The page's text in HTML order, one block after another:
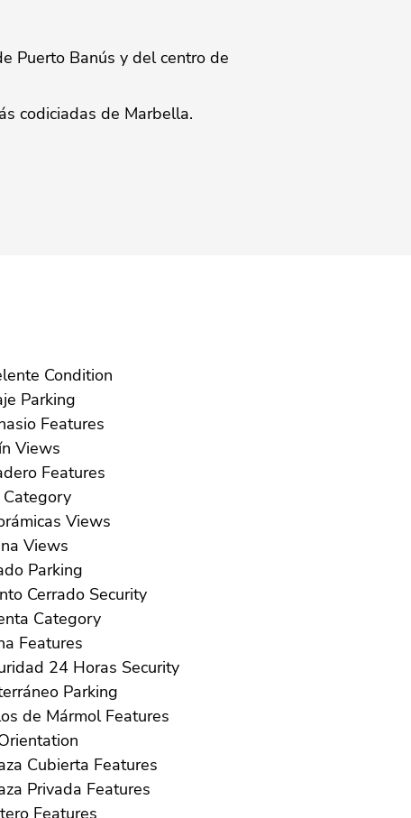
Puerto Banús ‌y ‌del ‌centro ‌de
‌codiciadas ‌de ‌Marbella.
Excelente Condition
Garaje Parking
Gimnasio Features
Jardín Views
Lavadero Features
Lujo Category
Panorámicas Views
Piscina Views
Privado Parking
Recinto Cerrado Security
Reventa Category
Sauna Features
Seguridad 24 Horas Security
Subterráneo Parking
Suelos de Mármol Features
Orientation
Terraza Cubierta Features
Terraza Privada Features
Trastero Features